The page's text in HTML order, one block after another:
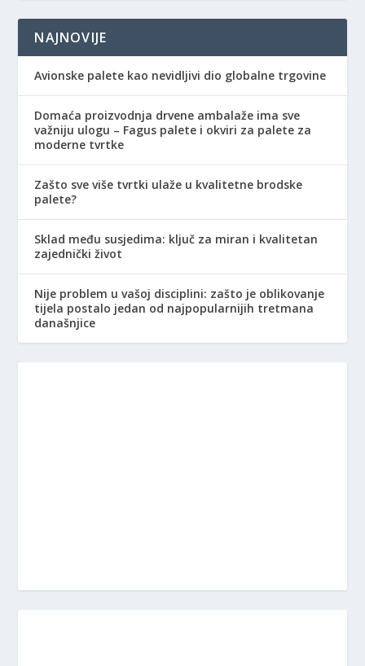
NAJNOVIJE
Avionske palete kao nevidljivi dio globalne trgovine
Domaća proizvodnja drvene ambalaže ima sve
važniju ulogu – Fagus palete i okviri za palete za
moderne tvrtke
Zašto sve više tvrtki ulaže u kvalitetne brodske
palete?
Sklad među susjedima: ključ za miran i kvalitetan
zajednički život
Nije problem u vašoj disciplini: zašto je oblikovanje
tijela postalo jedan od najpopularnijih tretmana
današnjice